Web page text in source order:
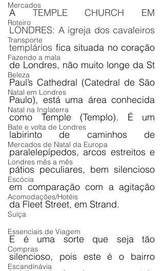
Mercados
Roteiro
Transporte
Fazendo a mala
Beleza
Natal em Londres
Natal na Inglaterra
Bate e volta de Londres
Mercados de Natal da Europa
Londres mês a mês
Escócia
Acomodações/Hotéis
Suíça
Essenciais de Viagem
Compras
Escandinávia
A TEMPLE CHURCH EM
LONDRES: A igreja dos cavaleiros
templários fica situada no coração
de Londres, não muito longe da St
Paul’s Cathedral (Catedral de São
Paulo), está uma área conhecida
como Temple (Templo). É um
labirinto de caminhos de
paralelepípedos, arcos estreitos e
pátios peculiares, bem silencioso
em comparação com a agitação
da Fleet Street, em Strand.
E é uma sorte que seja tão
silencioso, pois este é o bairro